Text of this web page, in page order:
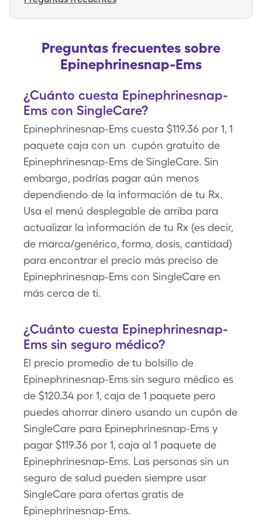
Preguntas frecuentes sobre
Epinephrinesnap-Ems
¿Cuánto cuesta Epinephrinesnap-
Ems con SingleCare?
Epinephrinesnap-Ems cuesta $119.36 por 1, 1
paquete caja con un cupón gratuito de
Epinephrinesnap-Ems de SingleCare. Sin
embargo, podrías pagar aún menos
dependiendo de la información de tu Rx.
Usa el menú desplegable de arriba para
actualizar la información de tu Rx (es decir,
de marca/genérico, forma, dosis, cantidad)
para encontrar el precio más preciso de
Epinephrinesnap-Ems con SingleCare en
más cerca de ti.
¿Cuánto cuesta Epinephrinesnap-
Ems sin seguro médico?
El precio promedio de tu bolsillo de
Epinephrinesnap-Ems sin seguro médico es
de $120.34 por 1, caja de 1 paquete pero
puedes ahorrar dinero usando un cupón de
SingleCare para Epinephrinesnap-Ems y
pagar $119.36 por 1, caja al 1 paquete de
Epinephrinesnap-Ems. Las personas sin un
seguro de salud pueden siempre usar
SingleCare para ofertas gratis de
Epinephrinesnap-Ems.